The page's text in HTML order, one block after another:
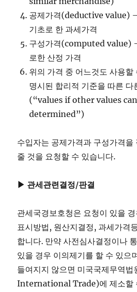
공제가격(deductive value)
기초로 한 과세가격
구성가격(computed value)
로한 산정 가격
위의 가격 중 어느것도 사용할
명시된 합리적 기준을 따른 다
(“values if other values
determined”)
수입자는 공제가격과 구성가격을
줄 것을 요청할 수 있습니다.
▶ 관세관련결정/판결
관세국경보호청은 요청이 있을
표시방법, 원산지결정, 과세가격
합니다. 만약 사전심사결정이나
있을 경우 이의제기를 할 수 있으
들여지지 않으면 미국국제무역
International Trade)에 제소할